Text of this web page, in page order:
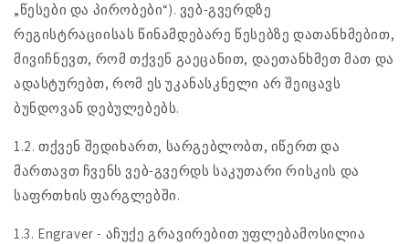
„წესები და პირობები“). ვებ-გვერდზე
რეგისტრაციისას წინამდებარე წესებზე დათანხმებით,
მივიჩნევთ, რომ თქვენ გაეცანით, დაეთანხმეთ მათ და
ადასტურებთ, რომ ეს უკანასკნელი არ შეიცავს
ბუნდოვან დებულებებს.
1.2. თქვენ შედიხართ, სარგებლობთ, იწერთ და
მართავთ ჩვენს ვებ-გვერდს საკუთარი რისკის და
საფრთხის ფარგლებში.
1.3. Engraver - აჩუქე გრავირებით უფლებამოსილია